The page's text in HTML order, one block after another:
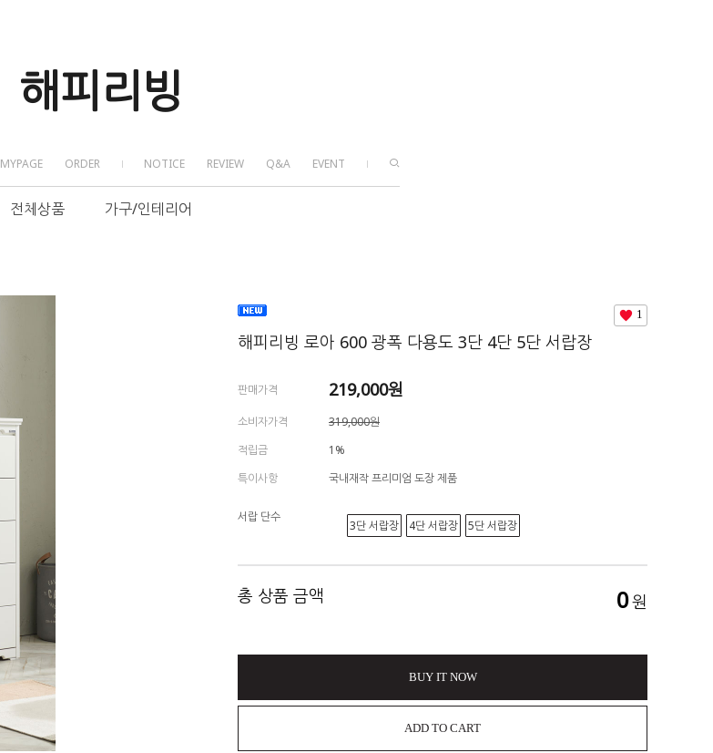
해피리빙
MYPAGE ORDER NOTICE REVIEW Q&A EVENT
전체상품 가구/인테리어
1
해피리빙 로아 600 광폭 다용도 3단 4단 5단 서랍장
판매가격 219,000원
소비자가격
319,000원
적립금
1%
특이사항
국내재작 프리미엄 도장 제품
서랍 단수
3단 서랍장 4단 서랍장 5단 서랍장
총 상품 금액 0원
BUY IT NOW
ADD TO CART